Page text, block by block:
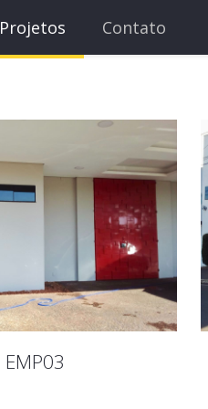
Projetos Contato
EMP03